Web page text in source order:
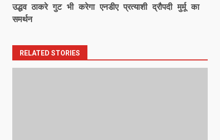
उद्धव ठाकरे गुट भी करेगा एनडीए प्रत्याशी द्रौपदी मुर्मू का
समर्थन
RELATED STORIES